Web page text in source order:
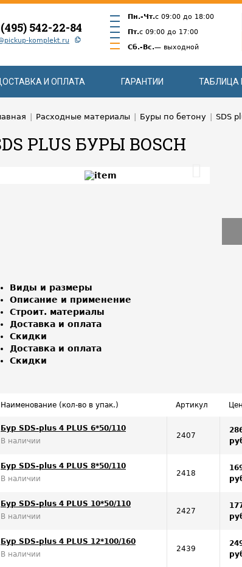
542-22-84
komplekt.ru
Пн.-Чт.с 09:00 до 18:00
Пт.с 09:00 до 17:00
Сб.-Вс.— выходной
И ОПЛАТА ГАРАНТИИ ТАБЛИЦА
Расходные материалы Буры по бетону SDS
PLUS БУРЫ BOSCH
Виды и размеры
Описание и применение
Строит. материалы
Доставка и оплата
Скидки
Доставка и оплата
Скидки
Наименование (кол-во в упак.) Артикул
Бур SDS-plus 4 PLUS 6*50/110
В наличии
2407
Бур SDS-plus 4 PLUS 8*50/110
В наличии
2418
Бур SDS-plus 4 PLUS 10*50/110
В наличии
2427
Бур SDS-plus 4 PLUS 12*100/160
В наличии
2439